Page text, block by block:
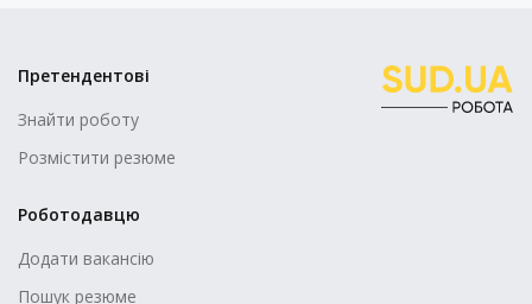
Претендентові
Знайти роботу
Розмістити резюме
Роботодавцю
Додати вакансію
Пошук резюме